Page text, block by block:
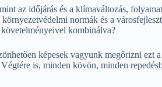
az időjárás és a klímaváltozás,
normák és a
kombinálva?
képesek vagyunk megőrizni ezt
is, minden kövön, minden